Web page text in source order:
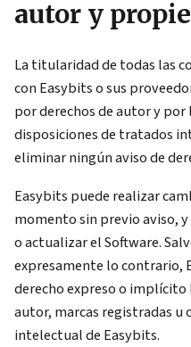
autor y
La titularidad de todas las
con Easybits o sus
por derechos de autor y por
disposiciones de tratados
eliminar ningún aviso de
Easybits puede realizar
momento sin previo aviso,
o actualizar el Software.
expresamente lo contrario,
derecho expreso o
autor, marcas registradas u
intelectual de Easybits.